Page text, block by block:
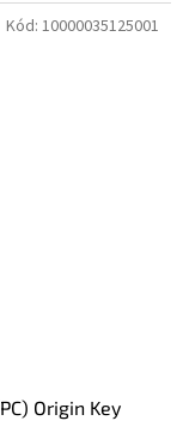
Origin Key
Kód: 10000035125001